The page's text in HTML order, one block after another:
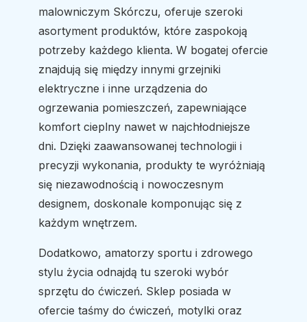
malowniczym Skórczu, oferuje szeroki
asortyment produktów, które zaspokoją
potrzeby każdego klienta. W bogatej ofercie
znajdują się między innymi grzejniki
elektryczne i inne urządzenia do
ogrzewania pomieszczeń, zapewniające
komfort cieplny nawet w najchłodniejsze
dni. Dzięki zaawansowanej technologii i
precyzji wykonania, produkty te wyróżniają
się niezawodnością i nowoczesnym
designem, doskonale komponując się z
każdym wnętrzem.
Dodatkowo, amatorzy sportu i zdrowego
stylu życia odnajdą tu szeroki wybór
sprzętu do ćwiczeń. Sklep posiada w
ofercie taśmy do ćwiczeń, motylki oraz